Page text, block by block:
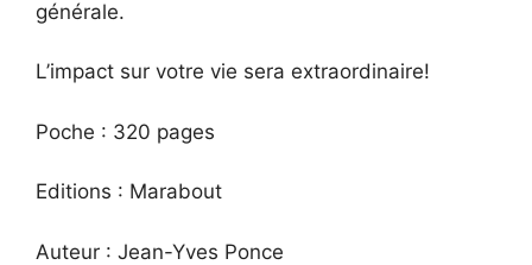
générale.
L’impact sur votre vie sera extraordinaire!
Poche : 320 pages
Editions : Marabout
Auteur : Jean-Yves Ponce